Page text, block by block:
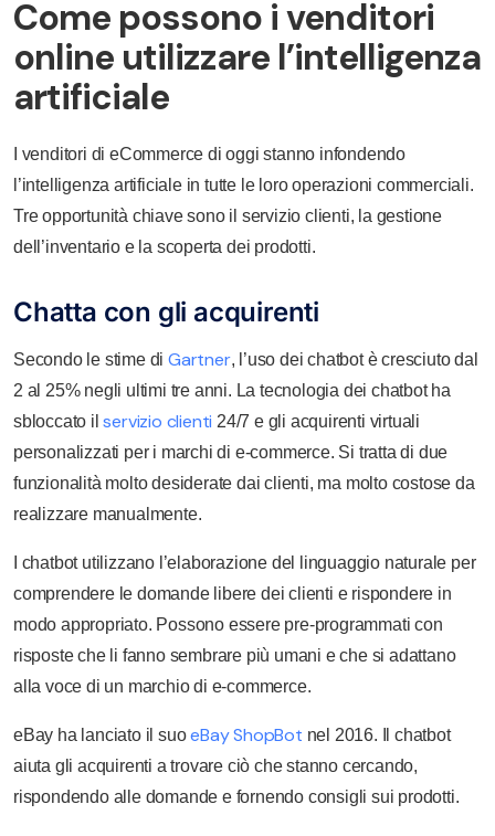
Come possono i venditori
online utilizzare l’intelligenza
artificiale
I venditori di eCommerce di oggi stanno infondendo
l’intelligenza artificiale in tutte le loro operazioni commerciali.
Tre opportunità chiave sono il servizio clienti, la gestione
dell’inventario e la scoperta dei prodotti.
Chatta con gli acquirenti
Secondo le stime di Gartner, l’uso dei chatbot è cresciuto dal
2 al 25% negli ultimi tre anni. La tecnologia dei chatbot ha
sbloccato ilservizio clienti 24/7 e gli acquirenti virtuali
personalizzati per i marchi di e-commerce. Si tratta di due
funzionalità molto desiderate dai clienti, ma molto costose da
realizzare manualmente.
I chatbot utilizzano l’elaborazione del linguaggio naturale per
comprendere le domande libere dei clienti e rispondere in
modo appropriato. Possono essere pre-programmati con
risposte che li fanno sembrare più umani e che si adattano
alla voce di un marchio di e-commerce.
eBay ha lanciato il suoeBay ShopBot nel 2016. Il chatbot
aiuta gli acquirenti a trovare ciò che stanno cercando,
rispondendo alle domande e fornendo consigli sui prodotti.